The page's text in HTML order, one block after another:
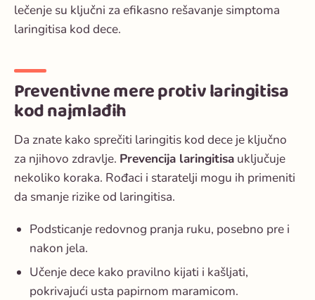
lečenje su ključni za efikasno rešavanje simptoma
laringitisa kod dece.
Preventivne mere protiv laringitisa
kod najmlađih
Da znate kako sprečiti laringitis kod dece je ključno
za njihovo zdravlje. Prevencija laringitisa uključuje
nekoliko koraka. Rođaci i staratelji mogu ih primeniti
da smanje rizike od laringitisa.
Podsticanje redovnog pranja ruku, posebno pre i
nakon jela.
Učenje dece kako pravilno kijati i kašljati,
pokrivajući usta papirnom maramicom.